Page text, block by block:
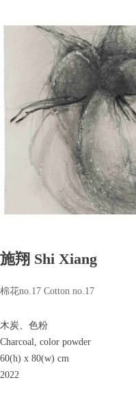
施翔 Shi Xiang
木炭、色粉
Charcoal, color powder
60(h) x 80(w) cm
2022
棉花no.17 Cotton no.17